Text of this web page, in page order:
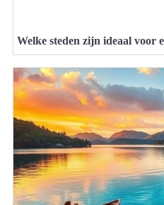
Welke steden zijn ideaal voor